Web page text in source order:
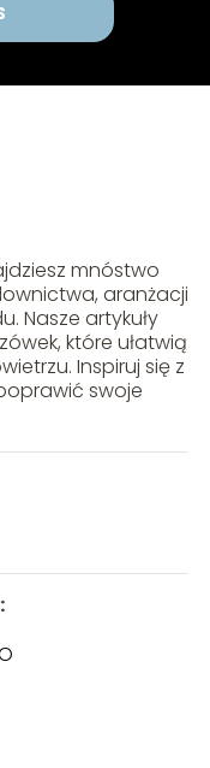
mnóstwo
aranżacji
Nasze artykuły
które ułatwią
Inspiruj się z
swoje